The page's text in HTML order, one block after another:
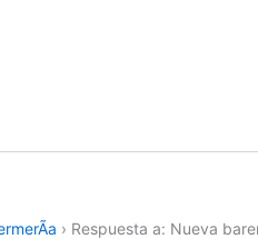
› Respuesta a: Nueva